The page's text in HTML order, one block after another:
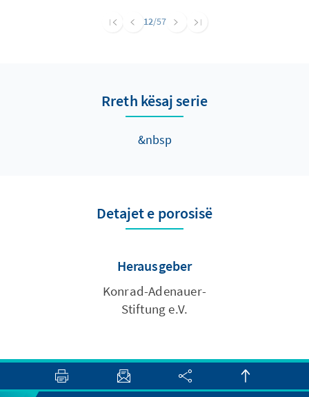
Branchen gilt sie als zeitintensiv, mühsam
12/57
Rreth kësaj serie
&nbsp
Detajet e porosisë
Herausgeber
Konrad-Adenauer-
Stiftung e.V.